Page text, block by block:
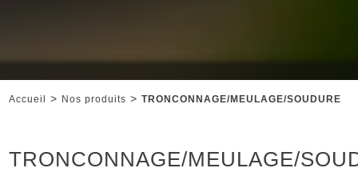
Accueil > Nos produits > TRONCONNAGE/MEULAGE/SOUDURE
TRONCONNAGE/MEULAGE/